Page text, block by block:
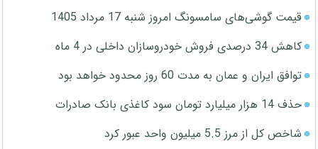
قیمت گوشی‌های سامسونگ امروز شنبه 17 مرداد 1405
کاهش 34 درصدی فروش خودروسازان داخلی در 4 ماه
توافق ایران و عمان به مدت 60 روز محدود خواهد بود
حذف 14 هزار میلیارد تومان سود کاغذی بانک صادرات
شاخص کل از مرز 5.5 میلیون واحد عبور کرد